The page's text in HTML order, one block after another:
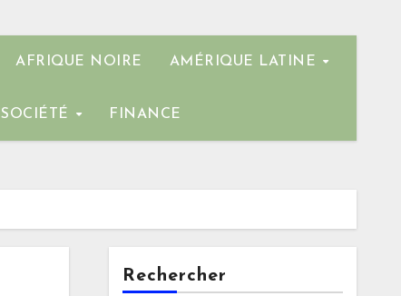
AFRIQUE NOIRE AMÉRIQUE LATINE
SOCIÉTÉ FINANCE
Rechercher